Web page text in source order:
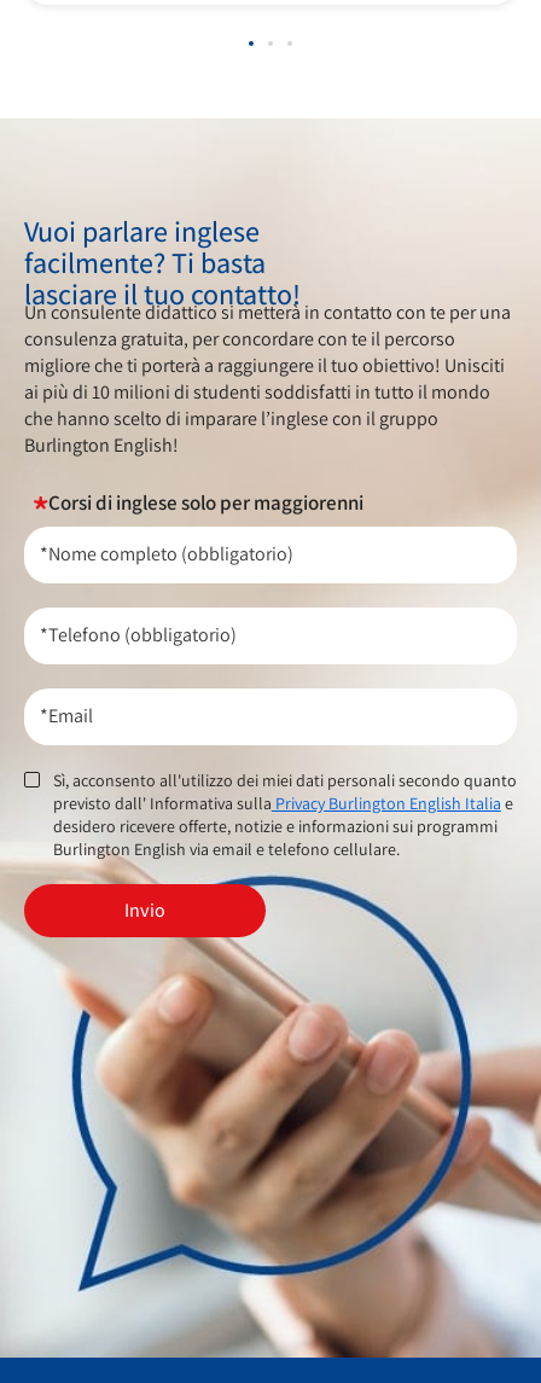
Vuoi parlare inglese
facilmente? Ti basta
lasciare il tuo contatto!
Un consulente didattico si metterà in contatto con te per una
consulenza gratuita, per concordare con te il percorso
migliore che ti porterà a raggiungere il tuo obiettivo! Unisciti
ai più di 10 milioni di studenti soddisfatti in tutto il mondo
che hanno scelto di imparare l’inglese con il gruppo
Burlington English!
Corsi di inglese solo per maggiorenni
*Nome completo (obbligatorio)
*Telefono (obbligatorio)
*Email
Sì, acconsento all'utilizzo dei miei dati personali secondo quanto
previsto dall' Informativa sulla Privacy Burlington English Italia e
desidero ricevere offerte, notizie e informazioni sui programmi
Burlington English via email e telefono cellulare.
Invio